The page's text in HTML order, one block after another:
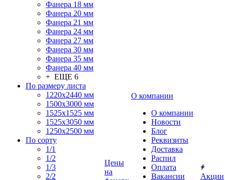
Фанера 18 мм
Фанера 20 мм
Фанера 21 мм
Фанера 24 мм
Фанера 27 мм
Фанера 30 мм
Фанера 35 мм
Фанера 40 мм
+ ЕЩЕ 6
По размеру листа
1220х2440 мм
1500х3000 мм
1525x1525 мм
1525х3050 мм
1250х2500 мм
По сорту
1/1
1/2
1/3
2/2
Цены
на
О компании
О компании
Новости
Блог
Реквизиты
Доставка
Распил
Оплата
Вакансии
Акции